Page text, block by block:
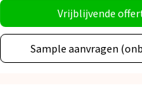
Vrijblijvende
Sample aanvragen